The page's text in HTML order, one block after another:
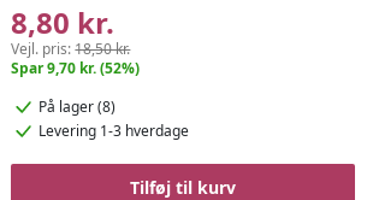
8,80 kr.
Vejl. pris:18,50 kr.
Spar 9,70 kr. (52%)
På lager (8)
Levering 1-3 hverdage
Tilføj til kurv